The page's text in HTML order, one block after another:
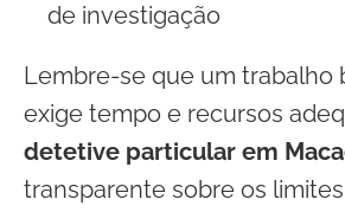
de investigação
Lembre-se que um trabalho
exige tempo e recursos
detetive particular em
transparente sobre os